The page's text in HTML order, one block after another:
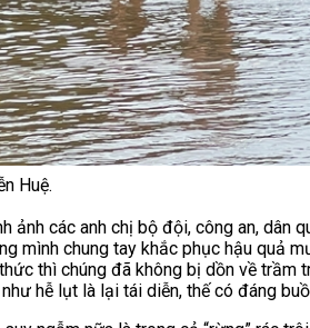
Huệ.
ảnh các anh chị bộ đội, công an, dân
mình chung tay khắc phục hậu quả
thì chúng đã không bị dồn về trầm
hễ lụt là lại tái diễn, thế có đáng